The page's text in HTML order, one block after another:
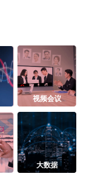
视频会议
大数据